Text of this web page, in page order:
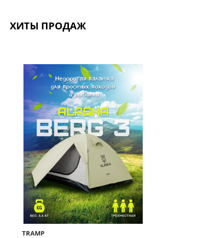
ХИТЫ ПРОДАЖ
TRAMP